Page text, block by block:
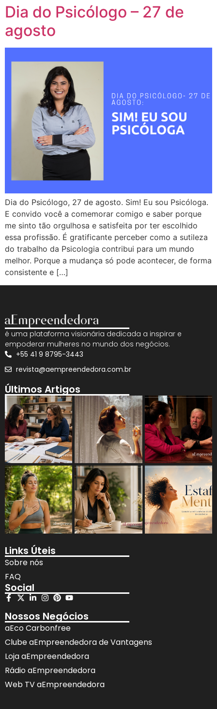
Dia do Psicólogo – 27 de
agosto
Dia do Psicólogo, 27 de agosto. Sim! Eu sou Psicóloga.
E convido você a comemorar comigo e saber porque
me sinto tão orgulhosa e satisfeita por ter escolhido
essa profissão. É gratificante perceber como a sutileza
do trabalho da Psicologia contribui para um mundo
melhor. Porque a mudança só pode acontecer, de forma
consistente e […]
é uma plataforma visionária dedicada a inspirar e
empoderar mulheres no mundo dos negócios.
+55 41 9 8795-3443
revista@aempreendedora.com.br
Últimos Artigos
Links Úteis
Sobre nós
FAQ
Social
Nossos Negócios
aEco Carbonfree
Clube aEmpreendedora de Vantagens
Loja aEmpreendedora
Rádio aEmpreendedora
Web TV aEmpreendedora